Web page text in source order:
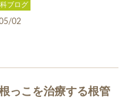
ブログ
02
っこを治療する根管